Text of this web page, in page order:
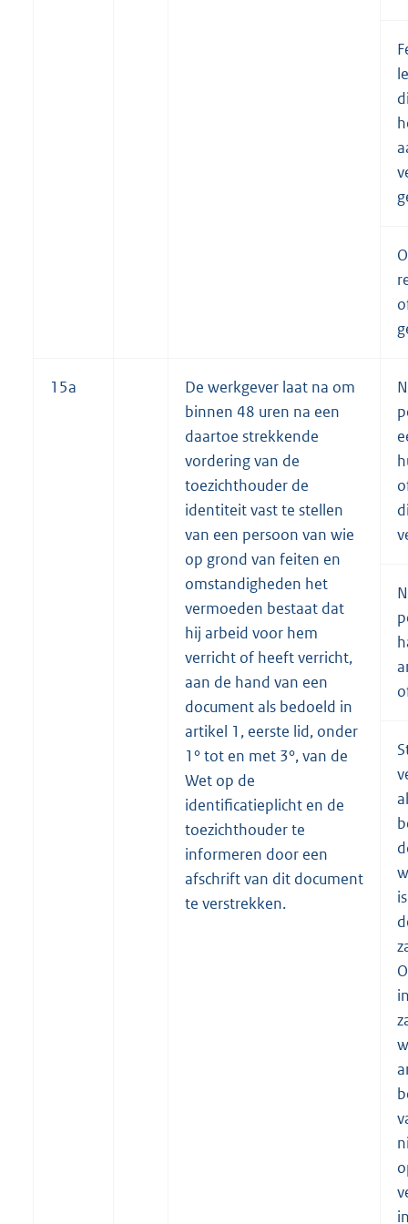
15a
De werkgever laat na om
binnen 48 uren na een
daartoe strekkende
vordering van de
toezichthouder de
identiteit vast te stellen
van een persoon van wie
op grond van feiten en
omstandigheden het
vermoeden bestaat dat
hij arbeid voor hem
verricht of heeft verricht,
aan de hand van een
document als bedoeld in
artikel 1, eerste lid, onder
1° tot en met 3°, van de
Wet op de
identificatieplicht en de
toezichthouder te
informeren door een
afschrift van dit document
te verstrekken.